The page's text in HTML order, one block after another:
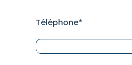
Téléphone*